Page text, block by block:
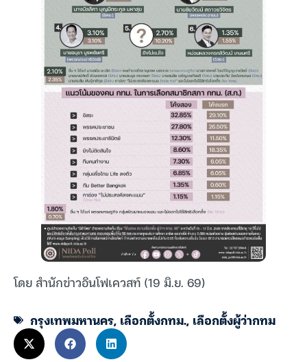
โดย สำนักข่าวอินโฟเควสท์ (19 มิ.ย. 69)
กรุงเทพมหานคร, เลือกตั้งกทม., เลือกตั้งผู้ว่ากทม